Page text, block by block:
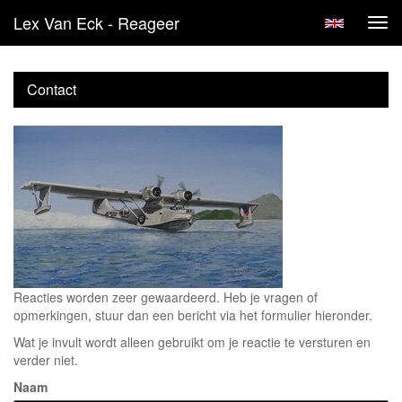
Lex Van Eck - Reageer
Contact
Reacties worden zeer gewaardeerd. Heb je vragen of
opmerkingen, stuur dan een bericht via het formulier hieronder.
Wat je invult wordt alleen gebruikt om je reactie te versturen en
verder niet.
Naam